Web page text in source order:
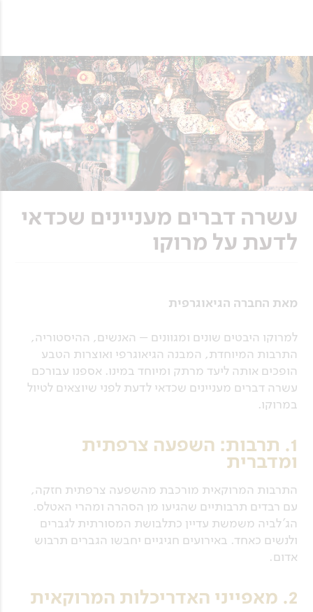
עשרה דברים מעניינים שכדאי
לדעת על מרוקו
מאת החברה הגיאוגרפית
למרוקו היבטים שונים ומגוונים – האנשים, ההיסטוריה,
התרבות המיוחדת, המבנה הגיאוגרפי ואוצרות הטבע
הופכים אותה ליעד מרתק ומיוחד במינו. אספנו עבורכם
עשרה דברים מעניינים שכדאי לדעת לפני שיוצאים לטיול
במרוקו.
1. תרבות: השפעה צרפתית
ומדברית
התרבות המרוקאית מורכבת מהשפעה צרפתית חזקה,
עם רבדים תרבותיים שהגיעו מן הסהרה ומהרי האטלס.
הג'לביה משמשת עדיין כתלבושת המסורתית לגברים
ולנשים כאחד. באירועים חגיגיים יחבשו הגברים תרבוש
אדום.
2. מאפייני האדריכלות המרוקאית